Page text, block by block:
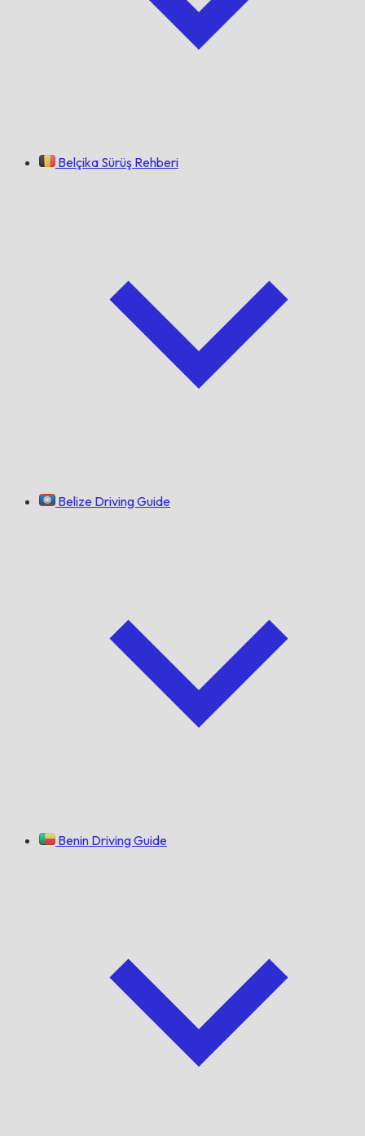
Belçika Sürüş Rehberi
Belize Driving Guide
Benin Driving Guide